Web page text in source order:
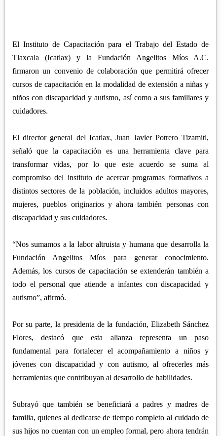
ZITLALTEPEC
TERRENATE
TOCATLÁN
TLAXCO
REGIÓN CENTRO-SUR
APETATITLÁN
CHIAUTEMPAN
CONTLA
SAN PABLO DEL MONTE
ZACATELCO
REGIÓN PONIENTE
CALPULALPAN
NANACAMILPA
SANCTÓRUM
El Instituto de Capacitación para el Trabajo del Estado de
Tlaxcala (Icatlax) y la Fundación Angelitos Míos A.C.
firmaron un convenio de colaboración que permitirá ofrecer
cursos de capacitación en la modalidad de extensión a niñas y
niños con discapacidad y autismo, así como a sus familiares y
cuidadores.
El director general del Icatlax, Juan Javier Potrero Tizamitl,
señaló que la capacitación es una herramienta clave para
transformar vidas, por lo que este acuerdo se suma al
compromiso del instituto de acercar programas formativos a
distintos sectores de la población, incluidos adultos mayores,
mujeres, pueblos originarios y ahora también personas con
discapacidad y sus cuidadores.
“Nos sumamos a la labor altruista y humana que desarrolla la
Fundación Angelitos Míos para generar conocimiento.
Además, los cursos de capacitación se extenderán también a
todo el personal que atiende a infantes con discapacidad y
autismo”, afirmó.
Por su parte, la presidenta de la fundación, Elizabeth Sánchez
Flores, destacó que esta alianza representa un paso
fundamental para fortalecer el acompañamiento a niños y
jóvenes con discapacidad y con autismo, al ofrecerles más
herramientas que contribuyan al desarrollo de habilidades.
Subrayó que también se beneficiará a padres y madres de
familia, quienes al dedicarse de tiempo completo al cuidado de
sus hijos no cuentan con un empleo formal, pero ahora tendrán